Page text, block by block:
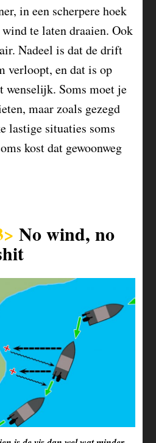
in een scherpere hoek
te laten draaien. Ook
Nadeel is dat de drift
verloopt, en dat is op
wenselijk. Soms moet je
maar zoals gezegd
lastige situaties soms
kost dat gewoonweg
No wind, no